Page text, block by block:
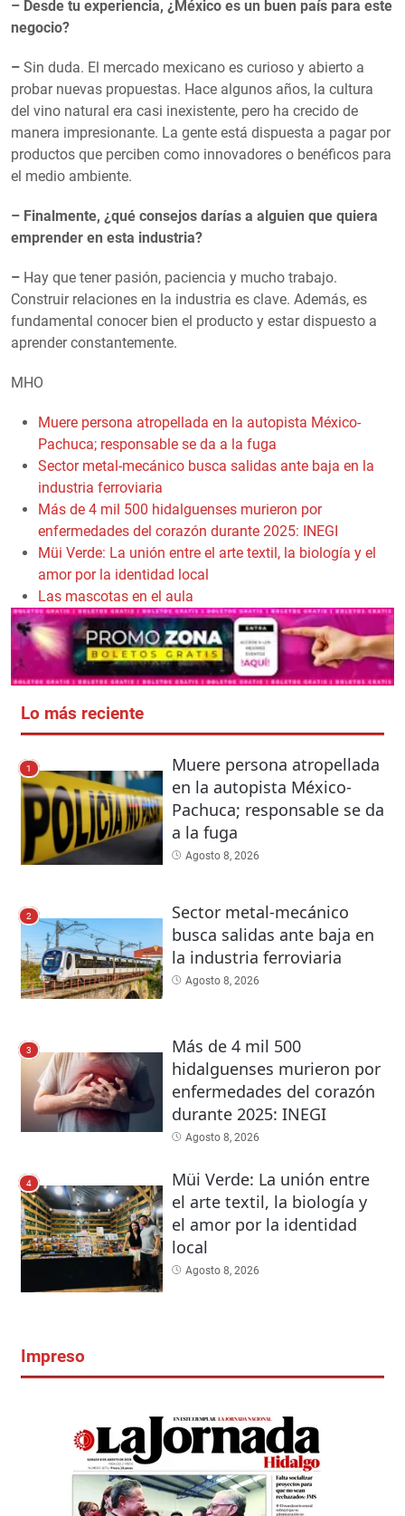
– Desde tu experiencia, ¿México es un buen país para este
negocio?
– Sin duda. El mercado mexicano es curioso y abierto a
probar nuevas propuestas. Hace algunos años, la cultura
del vino natural era casi inexistente, pero ha crecido de
manera impresionante. La gente está dispuesta a pagar por
productos que perciben como innovadores o benéficos para
el medio ambiente.
– Finalmente, ¿qué consejos darías a alguien que quiera
emprender en esta industria?
– Hay que tener pasión, paciencia y mucho trabajo.
Construir relaciones en la industria es clave. Además, es
fundamental conocer bien el producto y estar dispuesto a
aprender constantemente.
MHO
Muere persona atropellada en la autopista México-
Pachuca; responsable se da a la fuga
Sector metal-mecánico busca salidas ante baja en la
industria ferroviaria
Más de 4 mil 500 hidalguenses murieron por
enfermedades del corazón durante 2025: INEGI
Müi Verde: La unión entre el arte textil, la biología y el
amor por la identidad local
Las mascotas en el aula
Lo más reciente
1
Muere persona atropellada
en la autopista México-
Pachuca; responsable se da
a la fuga
Agosto 8, 2026
2
Sector metal-mecánico
busca salidas ante baja en
la industria ferroviaria
Agosto 8, 2026
3
Más de 4 mil 500
hidalguenses murieron por
enfermedades del corazón
durante 2025: INEGI
Agosto 8, 2026
4
Müi Verde: La unión entre
el arte textil, la biología y
el amor por la identidad
local
Agosto 8, 2026
Impreso